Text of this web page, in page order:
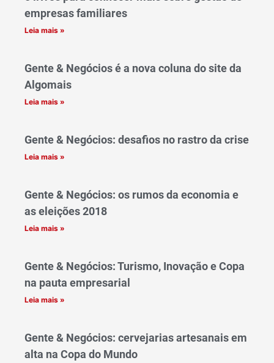
empresas familiares
Leia mais »
Gente & Negócios é a nova coluna do site da
Algomais
Leia mais »
Gente & Negócios: desafios no rastro da crise
Leia mais »
Gente & Negócios: os rumos da economia e
as eleições 2018
Leia mais »
Gente & Negócios: Turismo, Inovação e Copa
na pauta empresarial
Leia mais »
Gente & Negócios: cervejarias artesanais em
alta na Copa do Mundo